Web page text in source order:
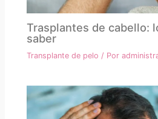
Trasplantes de cabello:
saber
Transplante de pelo / Por